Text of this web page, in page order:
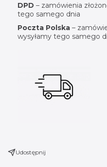
DPD – zamówienia
tego samego dnia
Poczta Polska –
wysyłamy tego samego
Udostępnij